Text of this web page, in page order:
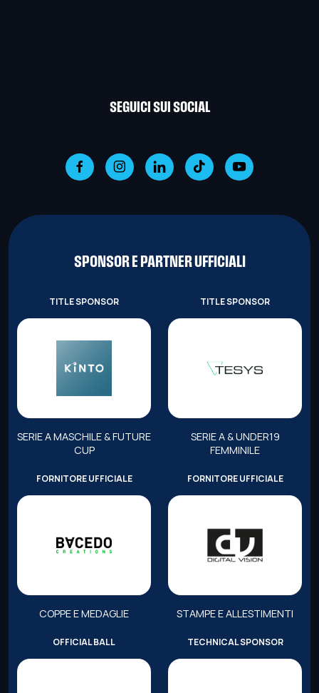
SEGUICI SUI SOCIAL
SPONSOR E PARTNER UFFICIALI
TITLE SPONSOR
SERIE A MASCHILE & FUTURE
CUP
TITLE SPONSOR
SERIE A & UNDER19
FEMMINILE
FORNITORE UFFICIALE
COPPE E MEDAGLIE
FORNITORE UFFICIALE
STAMPE E ALLESTIMENTI
OFFICIAL BALL TECHNICAL SPONSOR